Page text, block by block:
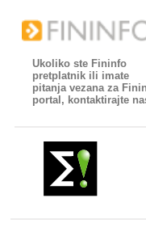
Ukoliko ste Fininfo
pretplatnik ili imate
pitanja vezana za
portal, kontaktirajte